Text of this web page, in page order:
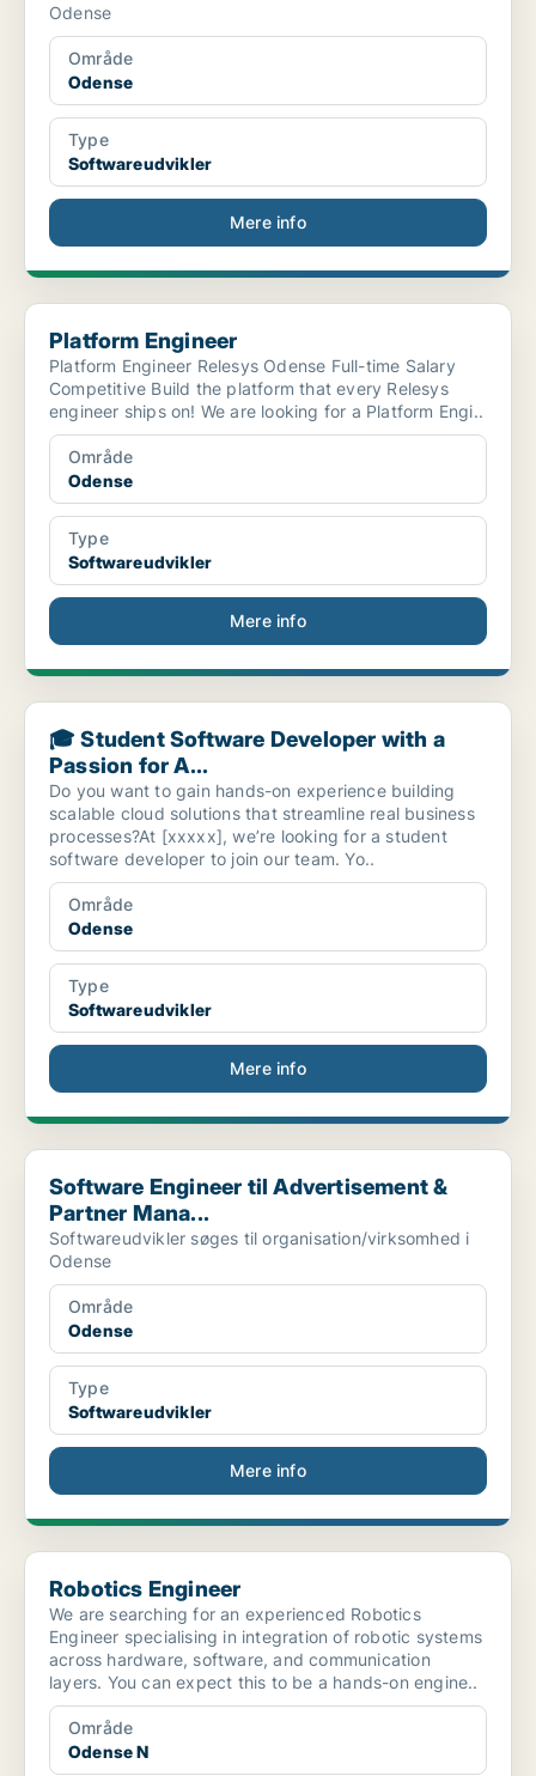
Odense
Område
Odense
Type
Softwareudvikler
Mere info
Platform Engineer
Platform Engineer
Platform Engineer Relesys Odense Full-time Salary
Competitive Build the platform that every Relesys
engineer ships on! We are looking for a Platform Engi..
Område
Odense
Type
Softwareudvikler
Mere info
🎓 Student Software Developer with a Passion for A...
🎓 Student Software Developer with a
Passion for A...
Do you want to gain hands-on experience building
scalable cloud solutions that streamline real business
processes?At [xxxxx], we’re looking for a student
software developer to join our team. Yo..
Område
Odense
Type
Softwareudvikler
Mere info
Software Engineer til Advertisement & Partner Mana...
Software Engineer til Advertisement &
Partner Mana...
Softwareudvikler søges til organisation/virksomhed i
Odense
Område
Odense
Type
Softwareudvikler
Mere info
Robotics Engineer
Robotics Engineer
We are searching for an experienced Robotics
Engineer specialising in integration of robotic systems
across hardware, software, and communication
layers. You can expect this to be a hands-on engine..
Område
Odense N